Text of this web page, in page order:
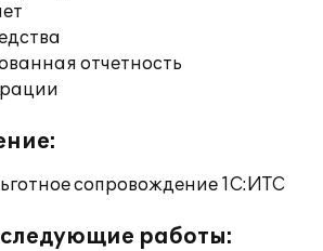
отчетность
сопровождение 1С:ИТС
работы: